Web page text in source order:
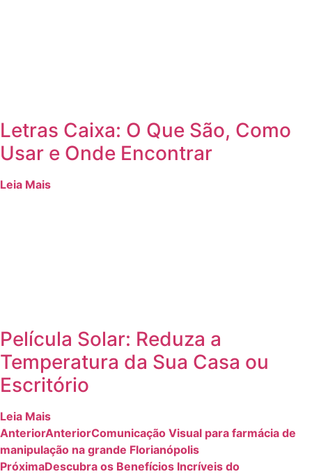
Letras Caixa: O Que São, Como
Usar e Onde Encontrar
Leia Mais
Película Solar: Reduza a
Temperatura da Sua Casa ou
Escritório
Leia Mais
AnteriorAnteriorComunicação Visual para farmácia de
manipulação na grande Florianópolis
PróximaDescubra os Benefícios Incríveis do